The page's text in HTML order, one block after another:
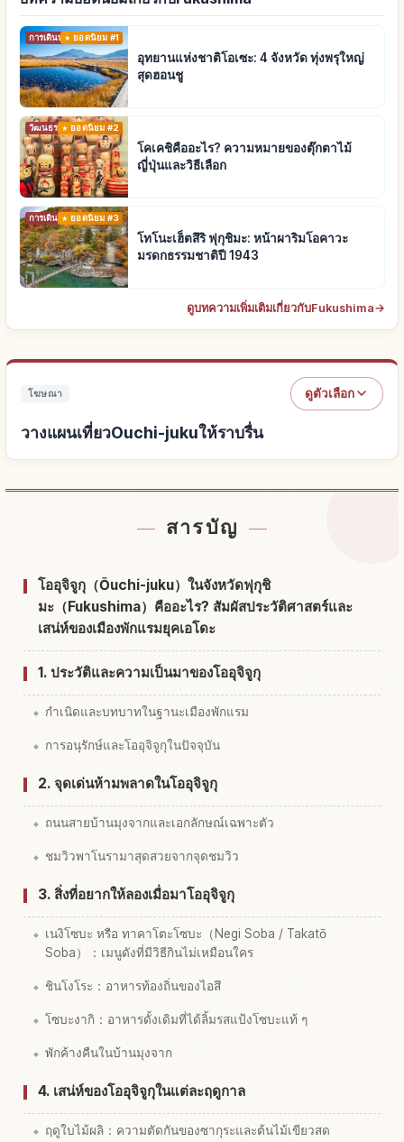
การเดินทาง ยอดนิยม #1
อุทยานแห่งชาติโอเซะ: 4 จังหวัด ทุ่งพรุใหญ่
สุดฮอนชู
วัฒนธรรมดั้งเดิมยอดนิยม #2
โคเคชิคืออะไร? ความหมายของตุ๊กตาไม้
ญี่ปุ่นและวิธีเลือก
การเดินทางยอดนิยม #3
โทโนะเฮ็ตสึริ ฟุกุชิมะ: หน้าผาริมโอคาวะ
มรดกธรรมชาติปี 1943
ดูบทความเพิ่มเติมเกี่ยวกับFukushima→
โฆษณา ดูตัวเลือก
วางแผนเที่ยวOuchi-jukuให้ราบรื่น
สารบัญ
โออุจิจูกุ（Ōuchi-juku）ในจังหวัดฟุกุชิ
มะ（Fukushima）คืออะไร? สัมผัสประวัติศาสตร์และ
เสน่ห์ของเมืองพักแรมยุคเอโดะ
1. ประวัติและความเป็นมาของโออุจิจูกุ
กำเนิดและบทบาทในฐานะเมืองพักแรม
การอนุรักษ์และโออุจิจูกุในปัจจุบัน
2. จุดเด่นห้ามพลาดในโออุจิจูกุ
ถนนสายบ้านมุงจากและเอกลักษณ์เฉพาะตัว
ชมวิวพาโนรามาสุดสวยจากจุดชมวิว
3. สิ่งที่อยากให้ลองเมื่อมาโออุจิจูกุ
เนงิโซบะ หรือ ทาคาโตะโซบะ（Negi Soba / Takatō
Soba）：เมนูดังที่มีวิธีกินไม่เหมือนใคร
ชินโงโระ：อาหารท้องถิ่นของไอสึ
โซบะงากิ：อาหารดั้งเดิมที่ได้ลิ้มรสแป้งโซบะแท้ ๆ
พักค้างคืนในบ้านมุงจาก
4. เสน่ห์ของโออุจิจูกุในแต่ละฤดูกาล
ฤดูใบไม้ผลิ：ความตัดกันของซากุระและต้นไม้เขียวสด